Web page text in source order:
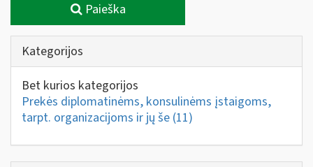
Paieška
Kategorijos
Bet kurios kategorijos
Prekės diplomatinėms, konsulinėms įstaigoms,
tarpt. organizacijoms ir jų še (11)